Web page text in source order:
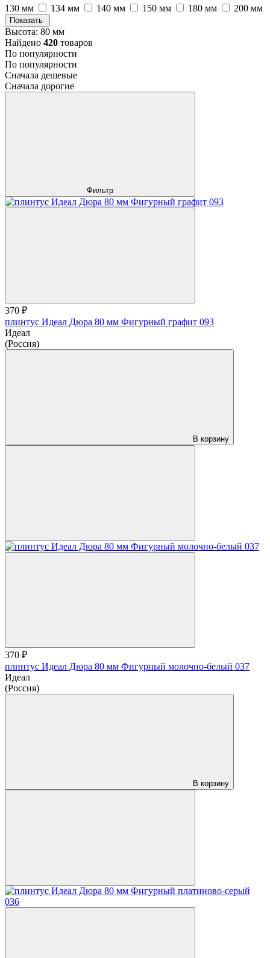
130 мм
134 мм 140 мм 150 мм 180 мм 200 мм
Показать
Высота: 80 мм
Найдено 420 товаров
По популярности
По популярности
Сначала дешевые
Сначала дорогие
Фильтр
370 ₽
плинтус Идеал Дюра 80 мм Фигурный графит 093
Идеал
(Россия)
В корзину
370 ₽
плинтус Идеал Дюра 80 мм Фигурный молочно-белый 037
Идеал
(Россия)
В корзину